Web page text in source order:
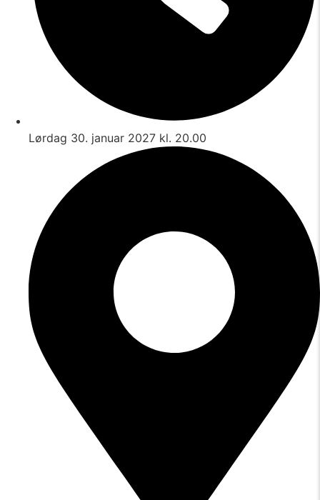
Lørdag 30. januar 2027 kl. 20.00